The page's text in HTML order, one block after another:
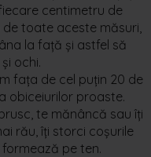
centimetru de
de toate aceste măsuri,
la față și astfel să
ochi.
fața de cel puțin 20 de
obiceiurilor proaste.
te mănâncă sau îți
rău, îți storci coșurile
pe ten.